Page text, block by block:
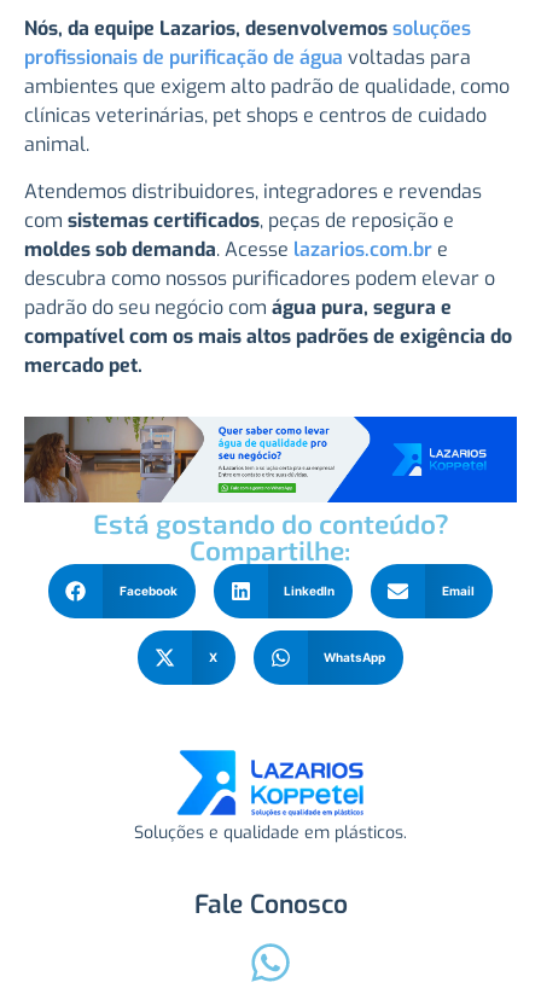
Nós, da equipe Lazarios, desenvolvemossoluções
profissionais de purificação de água voltadas para
ambientes que exigem alto padrão de qualidade, como
clínicas veterinárias, pet shops e centros de cuidado
animal.
Atendemos distribuidores, integradores e revendas
com sistemas certificados, peças de reposição e
moldes sob demanda. Acesse lazarios.com.br e
descubra como nossos purificadores podem elevar o
padrão do seu negócio com água pura, segura e
compatível com os mais altos padrões de exigência do
mercado pet.
Está gostando do conteúdo?
Compartilhe:
Facebook LinkedIn Email
X WhatsApp
Soluções e qualidade em plásticos.
Fale Conosco